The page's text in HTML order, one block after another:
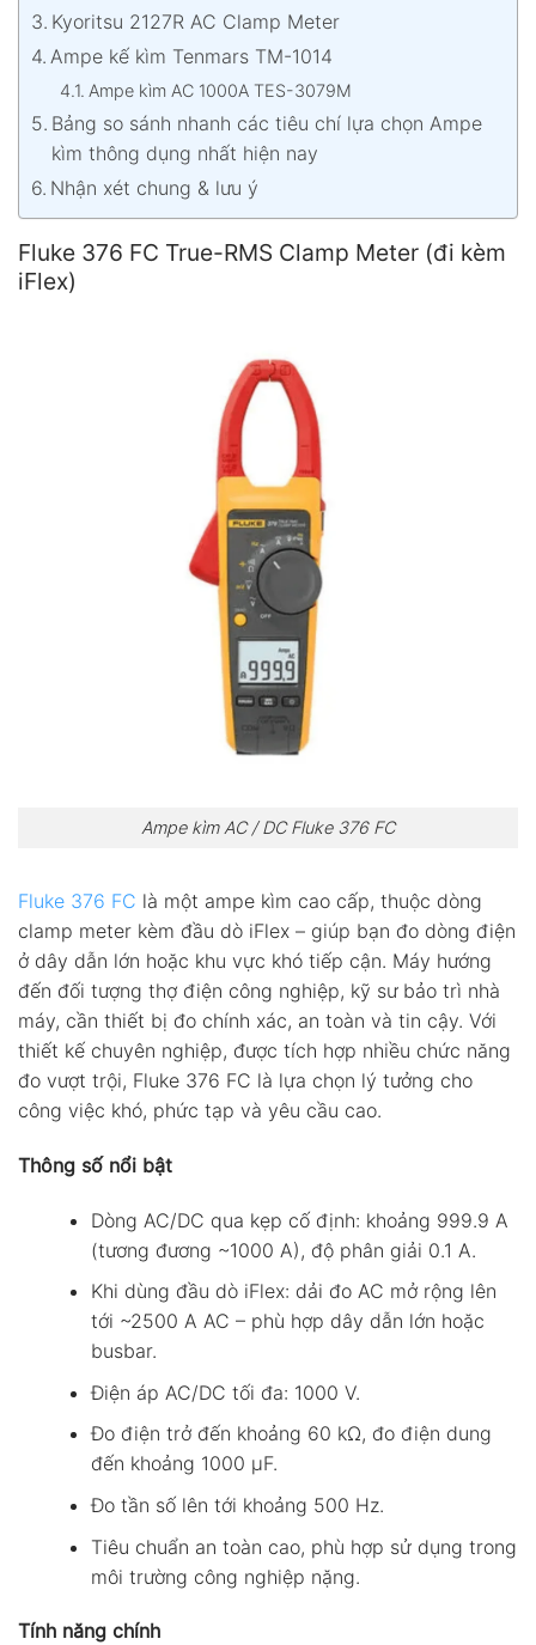
Kyoritsu 2127R AC Clamp Meter
Ampe kế kìm Tenmars TM-1014
Ampe kìm AC 1000A TES-3079M
Bảng so sánh nhanh các tiêu chí lựa chọn Ampe
kìm thông dụng nhất hiện nay
Nhận xét chung & lưu ý
Fluke 376 FC True-RMS Clamp Meter (đi kèm
iFlex)
Ampe kìm AC / DC Fluke 376 FC
Fluke 376 FC là một ampe kìm cao cấp, thuộc dòng
clamp meter kèm đầu dò iFlex – giúp bạn đo dòng điện
ở dây dẫn lớn hoặc khu vực khó tiếp cận. Máy hướng
đến đối tượng thợ điện công nghiệp, kỹ sư bảo trì nhà
máy, cần thiết bị đo chính xác, an toàn và tin cậy. Với
thiết kế chuyên nghiệp, được tích hợp nhiều chức năng
đo vượt trội, Fluke 376 FC là lựa chọn lý tưởng cho
công việc khó, phức tạp và yêu cầu cao.
Thông số nổi bật
Dòng AC/DC qua kẹp cố định: khoảng 999.9 A
(tương đương ~1000 A), độ phân giải 0.1 A.
Khi dùng đầu dò iFlex: dải đo AC mở rộng lên
tới ~2500 A AC – phù hợp dây dẫn lớn hoặc
busbar.
Điện áp AC/DC tối đa: 1000 V.
Đo điện trở đến khoảng 60 kΩ, đo điện dung
đến khoảng 1000 µF.
Đo tần số lên tới khoảng 500 Hz.
Tiêu chuẩn an toàn cao, phù hợp sử dụng trong
môi trường công nghiệp nặng.
Tính năng chính